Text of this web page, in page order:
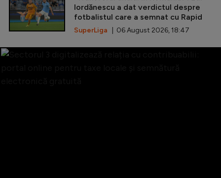
Iordănescu a dat verdictul despre
fotbalistul care a semnat cu Rapid
SuperLiga | 06 August 2026, 18:47